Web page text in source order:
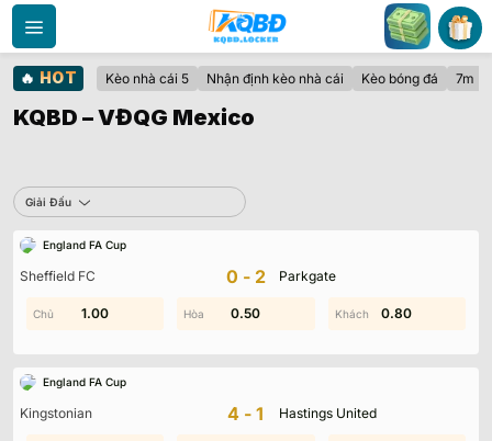
Bỏ
qua
nội
dung
🔥 HOT Kèo nhà cái 5 Nhận định kèo nhà cái Kèo bóng đá 7m
KQBD – VĐQG Mexico
Giải Đấu
England FA Cup
Sheffield FC 0-2 Parkgate
1.00 0.50 1.60
1.00 0.50 0.80
England FA Cup
Kingstonian 4-1 Hastings United
Sbobet